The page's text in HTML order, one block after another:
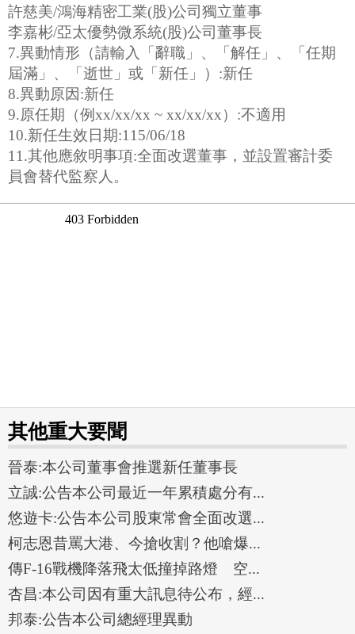
許慈美/鴻海精密工業(股)公司獨立董事
李嘉彬/亞太優勢微系統(股)公司董事長
7.異動情形（請輸入「辭職」、「解任」、「任期
屆滿」、「逝世」或「新任」）:新任
8.異動原因:新任
9.原任期（例xx/xx/xx ~ xx/xx/xx）:不適用
10.新任生效日期:115/06/18
11.其他應敘明事項:全面改選董事，並設置審計委
員會替代監察人。
其他重大要聞
晉泰:本公司董事會推選新任董事長
立誠:公告本公司最近一年累積處分有...
悠遊卡:公告本公司股東常會全面改選...
柯志恩昔罵大港、今搶收割？他嗆爆...
傳F-16戰機降落飛太低撞掉路燈 空...
杏昌:本公司因有重大訊息待公布，經...
邦泰:公告本公司總經理異動